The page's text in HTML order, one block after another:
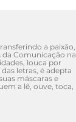
a paixão,
Comunicação na
louca por
letras, é adepta
máscaras e
a lê, ouve, toca,